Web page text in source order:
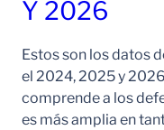
Y 2026
Estos son los datos
el 2024, 2025 y
comprende a los
es más amplia en